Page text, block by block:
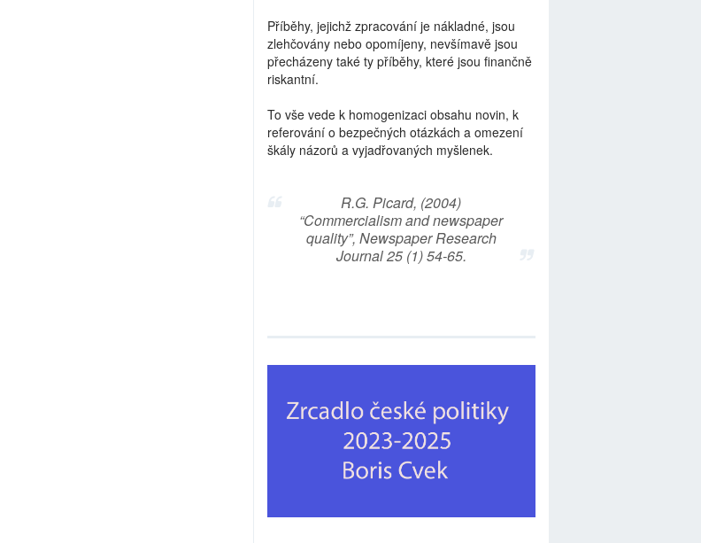
Příběhy, jejichž zpracování je nákladné, jsou
zlehčovány nebo opomíjeny, nevšímavě jsou
přecházeny také ty příběhy, které jsou finančně
riskantní.
To vše vede k homogenizaci obsahu novin, k
referování o bezpečných otázkách a omezení
škály názorů a vyjadřovaných myšlenek.
R.G. Picard, (2004)
“Commercialism and newspaper
quality”, Newspaper Research
Journal 25 (1) 54-65.